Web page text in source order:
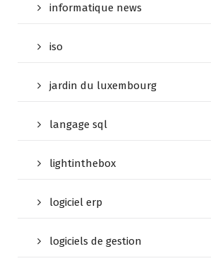
informatique news
iso
jardin du luxembourg
langage sql
lightinthebox
logiciel erp
logiciels de gestion